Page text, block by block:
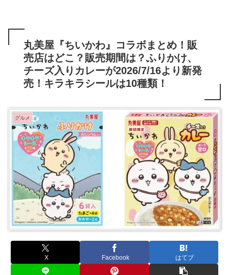
丸美屋『ちいかわ』コラボまとめ！販
売店はどこ？販売期間は？ふりかけ、
チーズ入りカレーが2026/7/16より新発
売！キラキラシールは10種類！
グルメ
X Facebook はてブ